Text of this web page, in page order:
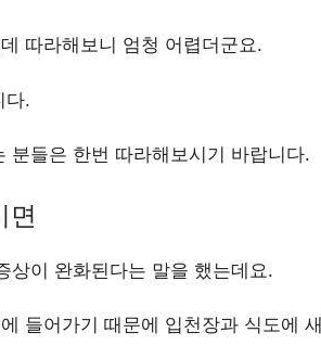
따라해보니 엄청 어렵더군요.
다.
분들은 한번 따라해보시기 바랍니다.
면
상이 완화된다는 말을 했는데요.
들어가기 때문에 입천장과 식도에 새